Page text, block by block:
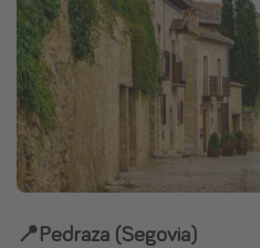
📍Pedraza (Segovia)